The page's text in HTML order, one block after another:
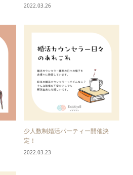
2022.03.26
少人数制婚活パーティー開催決
定！
2022.03.23